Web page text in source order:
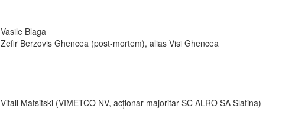
Vasile Blaga
Zefir Berzovis Ghencea (post-mortem), alias Visi Ghencea
Vitali Matsitski (VIMETCO NV, acționar majoritar SC ALRO SA Slatina)